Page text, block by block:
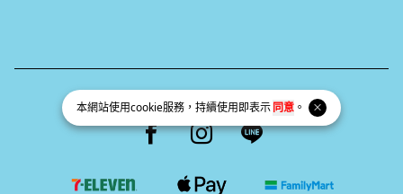
本網站使用cookie服務，持續使用即表示同意 。
Facebook pageInstagram page
Line page